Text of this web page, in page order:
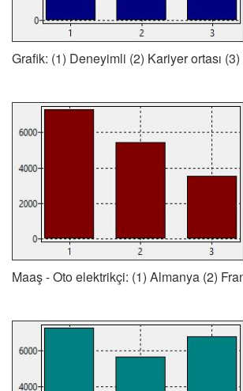
Grafik: (1) Deneyimli (2) Kariyer ortası
Maaş - Oto elektrikçi: (1) Almanya (2)